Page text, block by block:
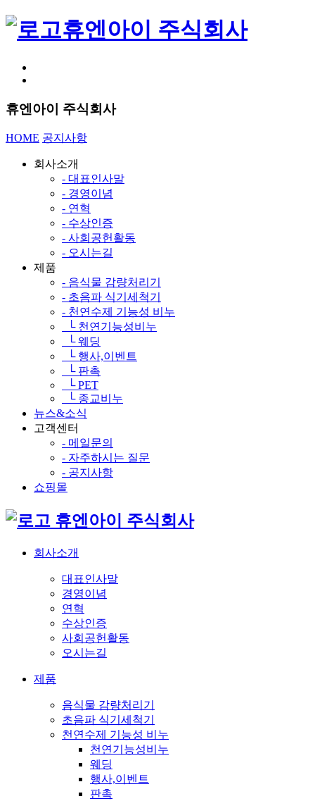
휴엔아이 주식회사
휴엔아이 주식회사
HOME 공지사항
회사소개
- 대표인사말
- 경영이념
- 연혁
- 수상인증
- 사회공헌활동
- 오시는길
제품
- 음식물 감량처리기
- 초음파 식기세척기
- 천연수제 기능성 비누
└ 천연기능성비누
└ 웨딩
└ 행사,이벤트
└ 판촉
└ PET
└ 종교비누
뉴스&소식
고객센터
- 메일문의
- 자주하시는 질문
- 공지사항
쇼핑몰
휴엔아이 주식회사
회사소개
대표인사말
경영이념
연혁
수상인증
사회공헌활동
오시는길
제품
음식물 감량처리기
초음파 식기세척기
천연수제 기능성 비누
천연기능성비누
웨딩
행사,이벤트
판촉